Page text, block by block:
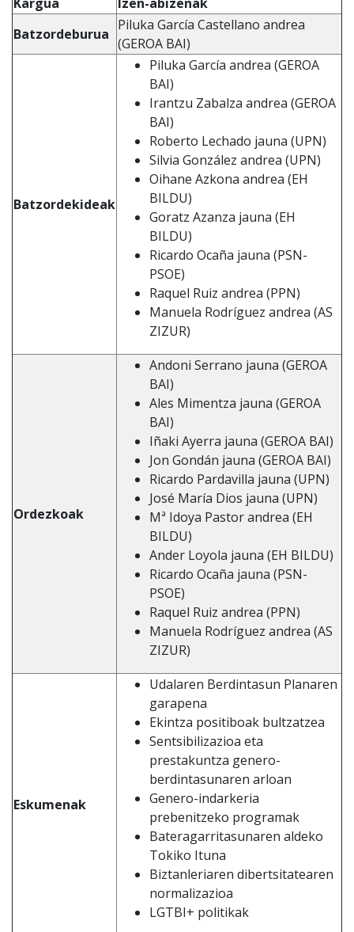
Batzordeburua
Piluka García Castellano andrea
(GEROA BAI)
Batzordekideak
Piluka García andrea (GEROA
BAI)
Irantzu Zabalza andrea (GEROA
BAI)
Roberto Lechado jauna (UPN)
Silvia González andrea (UPN)
Oihane Azkona andrea (EH
BILDU)
Goratz Azanza jauna (EH
BILDU)
Ricardo Ocaña jauna (PSN-
PSOE)
Raquel Ruiz andrea (PPN)
Manuela Rodríguez andrea (AS
ZIZUR)
Ordezkoak
Andoni Serrano jauna (GEROA
BAI)
Ales Mimentza jauna (GEROA
BAI)
Iñaki Ayerra jauna (GEROA BAI)
Jon Gondán jauna (GEROA BAI)
Ricardo Pardavilla jauna (UPN)
José María Dios jauna (UPN)
Mª Idoya Pastor andrea (EH
BILDU)
Ander Loyola jauna (EH BILDU)
Ricardo Ocaña jauna (PSN-
PSOE)
Raquel Ruiz andrea (PPN)
Manuela Rodríguez andrea (AS
ZIZUR)
Eskumenak
Udalaren Berdintasun Planaren
garapena
Ekintza positiboak bultzatzea
Sentsibilizazioa eta
prestakuntza genero-
berdintasunaren arloan
Genero-indarkeria
prebenitzeko programak
Bateragarritasunaren aldeko
Tokiko Ituna
Biztanleriaren dibertsitatearen
normalizazioa
LGTBI+ politikak